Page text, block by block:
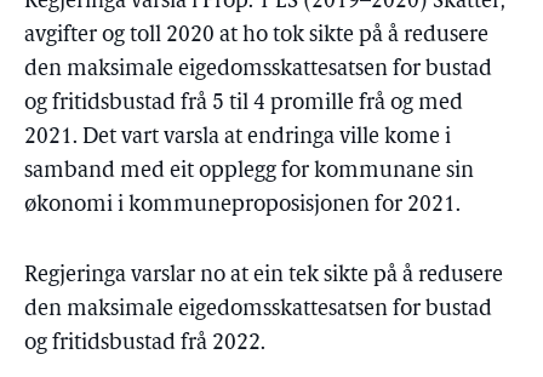
avgifter og toll 2020 at ho tok sikte på å redusere
den maksimale eigedomsskattesatsen for bustad
og fritidsbustad frå 5 til 4 promille frå og med
2021. Det vart varsla at endringa ville kome i
samband med eit opplegg for kommunane sin
økonomi i kommuneproposisjonen for 2021.
Regjeringa varslar no at ein tek sikte på å redusere
den maksimale eigedomsskattesatsen for bustad
og fritidsbustad frå 2022.